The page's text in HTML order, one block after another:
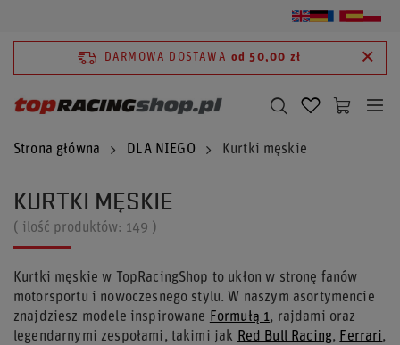
DARMOWA DOSTAWA od 50,00 zł
Strona główna DLA NIEGO Kurtki męskie
KURTKI MĘSKIE
( ilość produktów: 149 )
Kurtki męskie w TopRacingShop to ukłon w stronę fanów
motorsportu i nowoczesnego stylu. W naszym asortymencie
znajdziesz modele inspirowane Formułą 1, rajdami oraz
legendarnymi zespołami, takimi jak Red Bull Racing, Ferrari,